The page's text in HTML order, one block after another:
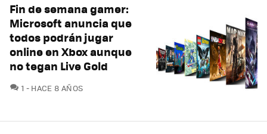
Fin de semana gamer:
Microsoft anuncia que
todos podrán jugar
online en Xbox aunque
no tegan Live Gold
1 COMENTARIOS
HACE 8 AÑOS